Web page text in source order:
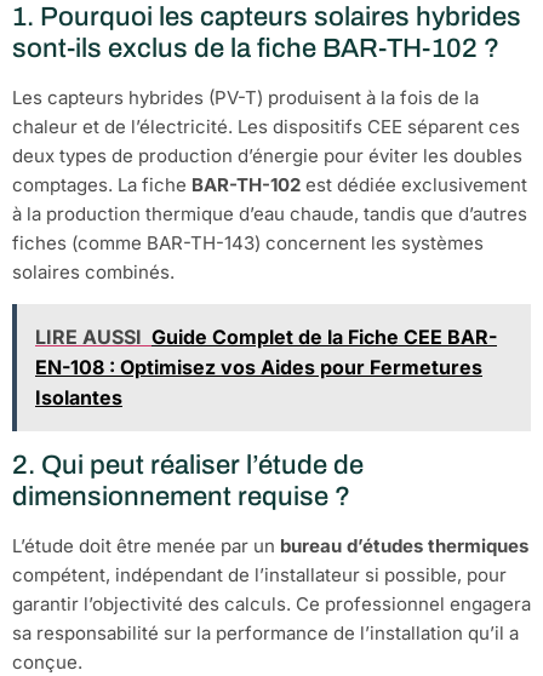
1. Pourquoi les capteurs solaires hybrides
sont-ils exclus de la fiche BAR-TH-102 ?
Les capteurs hybrides (PV-T) produisent à la fois de la
chaleur et de l’électricité. Les dispositifs CEE séparent ces
deux types de production d’énergie pour éviter les doubles
comptages. La fiche BAR-TH-102 est dédiée exclusivement
à la production thermique d’eau chaude, tandis que d’autres
fiches (comme BAR-TH-143) concernent les systèmes
solaires combinés.
LIRE AUSSI Guide Complet de la Fiche CEE BAR-
EN-108 : Optimisez vos Aides pour Fermetures
Isolantes
2. Qui peut réaliser l’étude de
dimensionnement requise ?
L’étude doit être menée par un bureau d’études thermiques
compétent, indépendant de l’installateur si possible, pour
garantir l’objectivité des calculs. Ce professionnel engagera
sa responsabilité sur la performance de l’installation qu’il a
conçue.